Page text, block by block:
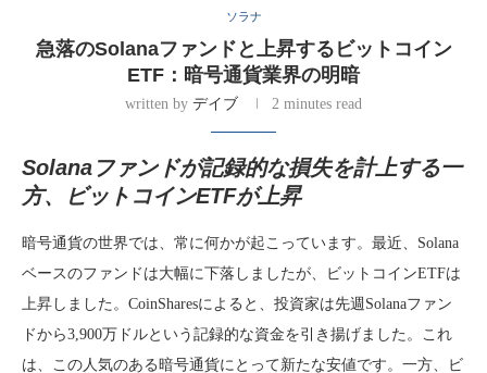
ソラナ
急落のSolanaファンドと上昇するビットコイン
ETF：暗号通貨業界の明暗
written by デイブ 2 minutes read
Solanaファンドが記録的な損失を計上する一
方、ビットコインETFが上昇
暗号通貨の世界では、常に何かが起こっています。最近、Solana
ベースのファンドは大幅に下落しましたが、ビットコインETFは
上昇しました。CoinSharesによると、投資家は先週Solanaファン
ドから3,900万ドルという記録的な資金を引き揚げました。これ
は、この人気のある暗号通貨にとって新たな安値です。一方、ビ